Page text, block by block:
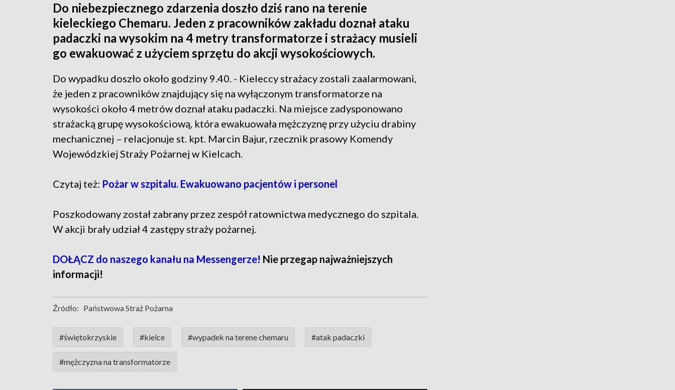
Do niebezpiecznego zdarzenia doszło dziś rano na terenie
kieleckiego Chemaru. Jeden z pracowników zakładu doznał ataku
padaczki na wysokim na 4 metry transformatorze i strażacy musieli
go ewakuować z użyciem sprzętu do akcji wysokościowych.
Do wypadku doszło około godziny 9.40. - Kieleccy strażacy zostali zaalarmowani,
że jeden z pracowników znajdujący się na wyłączonym transformatorze na
wysokości około 4 metrów doznał ataku padaczki. Na miejsce zadysponowano
strażacką grupę wysokościową, która ewakuowała mężczyznę przy użyciu drabiny
mechanicznej – relacjonuje st. kpt. Marcin Bajur, rzecznik prasowy Komendy
Wojewódzkiej Straży Pożarnej w Kielcach.
Czytaj też: Pożar w szpitalu. Ewakuowano pacjentów i personel
Poszkodowany został zabrany przez zespół ratownictwa medycznego do szpitala.
W akcji brały udział 4 zastępy straży pożarnej.
DOŁĄCZ do naszego kanału na Messengerze! Nie przegap najważniejszych
informacji!
Źródło: Państwowa Straż Pożarna
#świętokrzyskie #kielce #wypadek na terene chemaru #atak padaczki
#mężczyzna na transformatorze